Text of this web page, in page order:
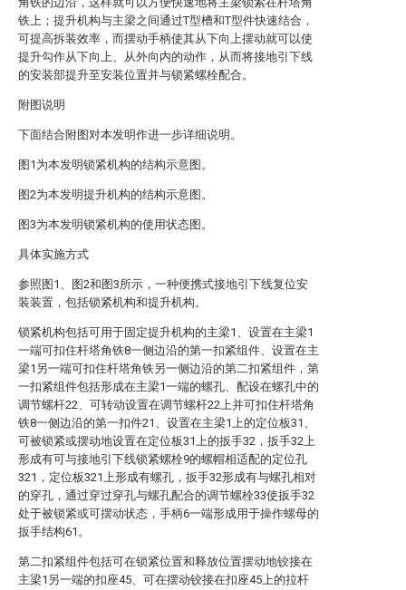
铁上；提升机构与主梁之间通过T型槽和T型件快速结合，
可提高拆装效率，而摆动手柄使其从下向上摆动就可以使
提升勾作从下向上、从外向内的动作，从而将接地引下线
的安装部提升至安装位置并与锁紧螺栓配合。
附图说明
下面结合附图对本发明作进一步详细说明。
图1为本发明锁紧机构的结构示意图。
图2为本发明提升机构的结构示意图。
图3为本发明锁紧机构的使用状态图。
具体实施方式
参照图1、图2和图3所示，一种便携式接地引下线复位安
装装置，包括锁紧机构和提升机构。
锁紧机构包括可用于固定提升机构的主梁1、设置在主梁1
一端可扣住杆塔角铁8一侧边沿的第一扣紧组件、设置在主
梁1另一端可扣住杆塔角铁另一侧边沿的第二扣紧组件，第
一扣紧组件包括形成在主梁1一端的螺孔、配设在螺孔中的
调节螺杆22、可转动设置在调节螺杆22上并可扣住杆塔角
铁8一侧边沿的第一扣件21、设置在主梁1上的定位板31、
可被锁紧或摆动地设置在定位板31上的扳手32，扳手32上
形成有可与接地引下线锁紧螺栓9的螺帽相适配的定位孔
321，定位板321上形成有螺孔，扳手32形成有与螺孔相对
的穿孔，通过穿过穿孔与螺孔配合的调节螺栓33使扳手32
处于被锁紧或可摆动状态，手柄6一端形成用于操作螺母的
扳手结构61。
第二扣紧组件包括可在锁紧位置和释放位置摆动地铰接在
主梁1另一端的扣座45、可在摆动铰接在扣座45上的拉杆